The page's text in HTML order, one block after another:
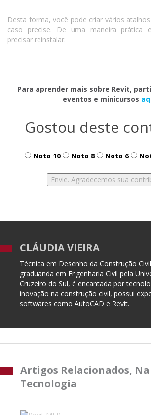
Desta forma, você pode criar vários
caso precise. De uma maneira prática
precisar reinstalar.
Para aprender mais sobre Revit,
eventos e minicursos
Gostou deste
Nota 10 Nota 8 Nota 6
CLÁUDIA VIEIRA
Técnica em Desenho da Construção
graduanda em Engenharia Civil pela
Cruzeiro do Sul, é encantada por
inovação na construção civil, possui
softwares como AutoCAD e Revit.
Artigos Relacionados, Na
Tecnologia